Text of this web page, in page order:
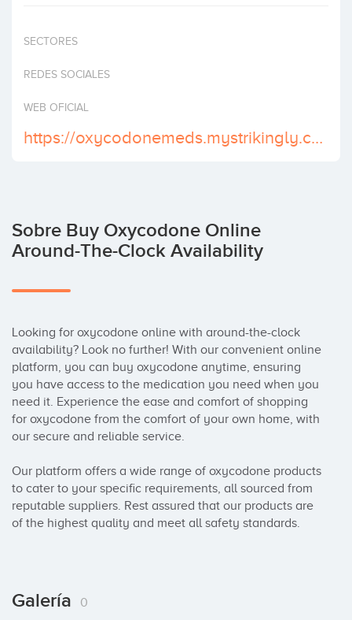
SECTORES
REDES SOCIALES
WEB OFICIAL
https://oxycodonemeds.mystrikingly.com/
Sobre Buy Oxycodone Online
Around-The-Clock Availability
Looking for oxycodone online with around-the-clock
availability? Look no further! With our convenient online
platform, you can buy oxycodone anytime, ensuring
you have access to the medication you need when you
need it. Experience the ease and comfort of shopping
for oxycodone from the comfort of your own home, with
our secure and reliable service.
Our platform offers a wide range of oxycodone products
to cater to your specific requirements, all sourced from
reputable suppliers. Rest assured that our products are
of the highest quality and meet all safety standards.
Galería 0